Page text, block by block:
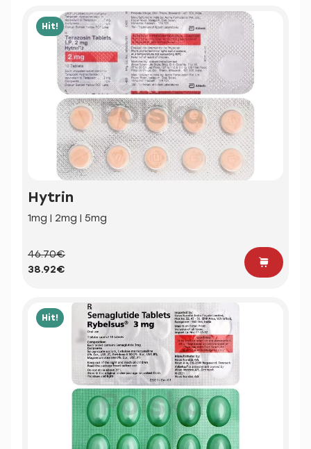
Hit!
Hytrin
1mg | 2mg | 5mg
46.70€
38.92€
Hit!